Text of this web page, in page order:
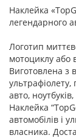
Наклейка
легендарного
Логотип
мотоциклу або
Виготовлена з
авто,
Наклейка
автомобілів і
власника.